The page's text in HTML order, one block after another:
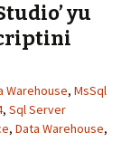
yu
Warehouse, MsSql
, Sql Server
, Data Warehouse,